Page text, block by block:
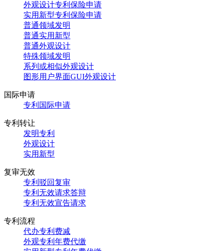
外观设计专利保险申请
实用新型专利保险申请
普通领域发明
普通实用新型
普通外观设计
特殊领域发明
系列或相似外观设计
图形用户界面GUI外观设计
国际申请
专利国际申请
专利转让
发明专利
外观设计
实用新型
复审无效
专利驳回复审
专利无效请求答辩
专利无效宣告请求
专利流程
代办专利费减
外观专利年费代缴